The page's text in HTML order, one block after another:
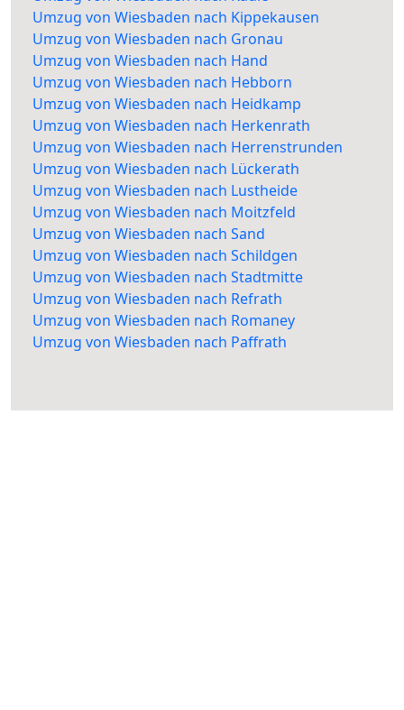
Umzug von Wiesbaden nach Kippekausen
Umzug von Wiesbaden nach Gronau
Umzug von Wiesbaden nach Hand
Umzug von Wiesbaden nach Hebborn
Umzug von Wiesbaden nach Heidkamp
Umzug von Wiesbaden nach Herkenrath
Umzug von Wiesbaden nach Herrenstrunden
Umzug von Wiesbaden nach Lückerath
Umzug von Wiesbaden nach Lustheide
Umzug von Wiesbaden nach Moitzfeld
Umzug von Wiesbaden nach Sand
Umzug von Wiesbaden nach Schildgen
Umzug von Wiesbaden nach Stadtmitte
Umzug von Wiesbaden nach Refrath
Umzug von Wiesbaden nach Romaney
Umzug von Wiesbaden nach Paffrath